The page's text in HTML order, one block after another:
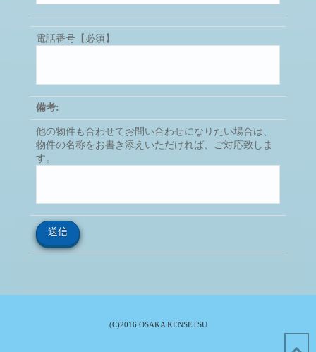
電話番号【必須】
備考:
他の物件も合わせてお問い合わせになりたい場合は、
物件の名称をお書き添えいただければ、ご対応致しま
す。
(C)2016 OSAKA KENSETSU